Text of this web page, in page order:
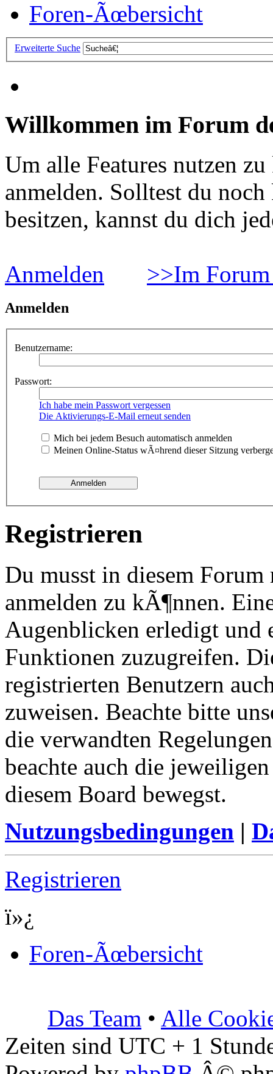
Foren-Ãœbersicht
Erweiterte Suche
Willkommen im Forum
Um alle Features nutzen
anmelden. Solltest du
besitzen, kannst du dich
Anmelden >>Im
Anmelden
Benutzername:
Passwort:
Ich habe mein Passwort vergessen
Die Aktivierungs-E-Mail erneut senden
Mich bei jedem Besuch automatisch anmelden
Meinen Online-Status wÃ¤hrend dieser Sitzung
Registrieren
Du musst in diesem
anmelden zu kÃ¶nnen.
Augenblicken erledigt und
Funktionen zuzugreifen.
registrierten Benutzern
zuweisen. Beachte bitte
die verwandten
beachte auch die
diesem Board bewegst.
Nutzungsbedingungen |
Registrieren
ï»¿
Foren-Ãœbersicht
Das Team • Alle
Zeiten sind UTC + 1